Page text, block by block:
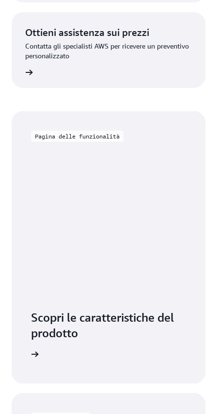
Ottieni assistenza sui prezzi
Contatta gli specialisti AWS per ricevere un preventivo
personalizzato
Pagina delle funzionalità
Scopri le caratteristiche del
prodotto